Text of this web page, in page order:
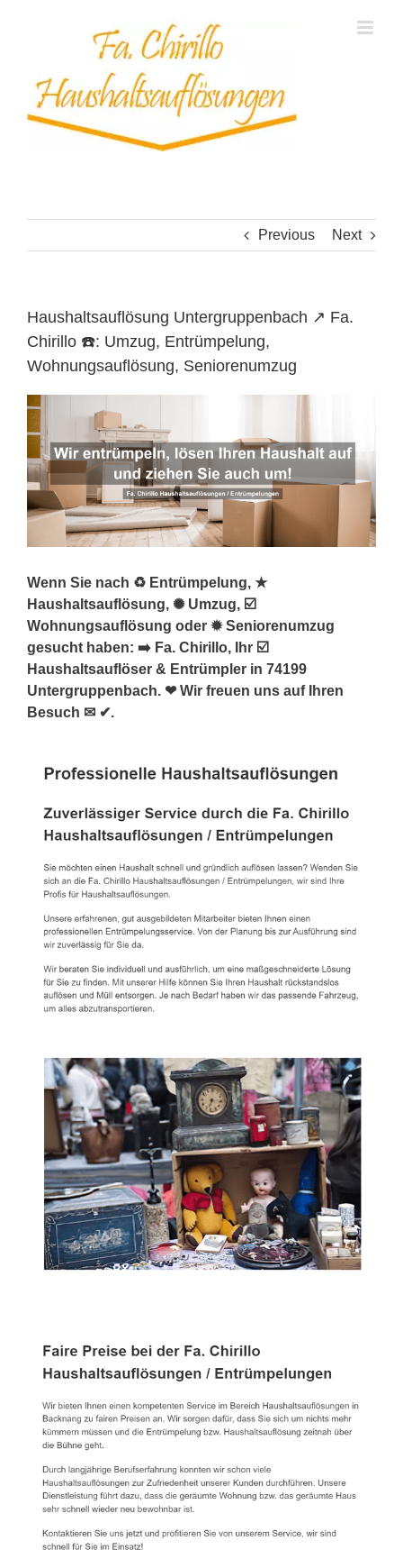
Previous Next
Haushaltsauflösung Untergruppenbach ↗️ Fa.
Chirillo ☎️: Umzug, Entrümpelung,
Wohnungsauflösung, Seniorenumzug
Wenn Sie nach ♻ Entrümpelung, ★
Haushaltsauflösung, ✺ Umzug, ☑️
Wohnungsauflösung oder ✹ Seniorenumzug
gesucht haben: ➡️ Fa. Chirillo, Ihr ☑️
Haushaltsauflöser & Entrümpler in 74199
Untergruppenbach. ❤ Wir freuen uns auf Ihren
Besuch ✉ ✔.